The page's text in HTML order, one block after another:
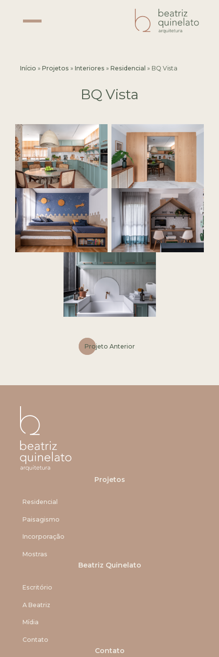
Início »Projetos »Interiores »Residencial » BQ Vista
BQ Vista
Projeto Anterior
Projetos
Residencial
Paisagismo
Incorporação
Mostras
Beatriz Quinelato
Escritório
A Beatriz
Mídia
Contato
Contato